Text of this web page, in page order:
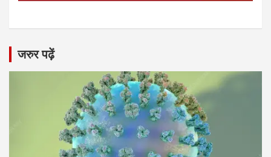
जरुर पढ़ें